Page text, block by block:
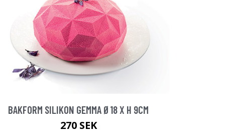
BAKFORM SILIKON GEMMA Ø18 X H 9CM
270 SEK